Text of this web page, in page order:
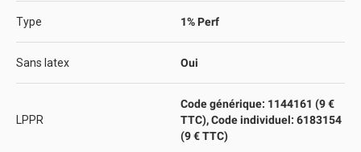
Type 1% Perf
Sans latex Oui
LPPR
Code générique: 1144161 (9 €
TTC), Code individuel: 6183154
(9 € TTC)